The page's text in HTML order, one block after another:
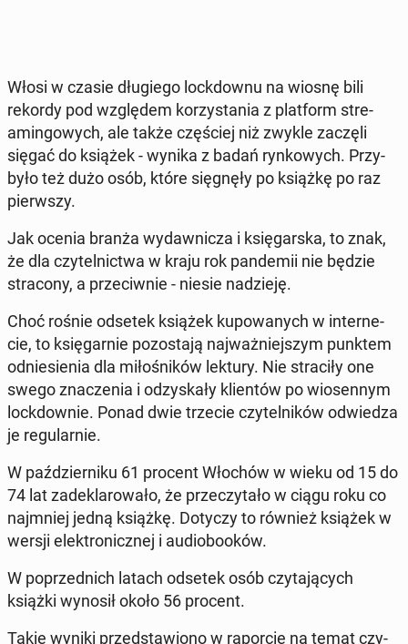
Włosi w czasie dłu­gie­go lock­dow­nu na wiosnę bili
rekordy pod wzglę­dem ko­rzy­sta­nia z plat­form stre­
amin­go­wych, ale także czę­ściej niż zwykle zaczęli
sięgać do książek - wynika z badań ryn­ko­wych. Przy­
by­ło też dużo osób, które się­gnę­ły po książkę po raz
pierw­szy.
Jak ocenia branża wy­daw­ni­cza i księ­gar­ska, to znak,
że dla czy­tel­nic­twa w kraju rok pan­de­mii nie będzie
stra­co­ny, a prze­ciw­nie - niesie na­dzie­ję.
Choć rośnie odsetek książek ku­po­wa­nych w in­ter­ne­
cie, to księ­gar­nie po­zo­sta­ją naj­waż­niej­szym punktem
od­nie­sie­nia dla mi­ło­śni­ków lektury. Nie stra­ci­ły one
swego zna­cze­nia i od­zy­ska­ły klien­tów po wio­sen­nym
lock­dow­nie. Ponad dwie trzecie czy­tel­ni­ków od­wie­dza
je re­gu­lar­nie.
W paź­dzier­ni­ku 61 procent Włochów w wieku od 15 do
74 lat za­de­kla­ro­wa­ło, że prze­czy­ta­ło w ciągu roku co
naj­mniej jedną książkę. Dotyczy to również książek w
wersji elek­tro­nicz­nej i au­dio­bo­oków.
W po­przed­nich latach odsetek osób czy­ta­ją­cych
książki wynosił około 56 procent.
Takie wyniki przed­sta­wio­no w ra­por­cie na temat czy­